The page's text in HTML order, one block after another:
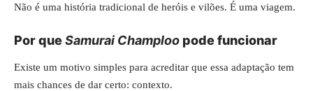
Não é uma história tradicional de heróis e vilões. É uma viagem.
Por queSamurai Champloo pode funcionar
Existe um motivo simples para acreditar que essa adaptação tem
mais chances de dar certo: contexto.